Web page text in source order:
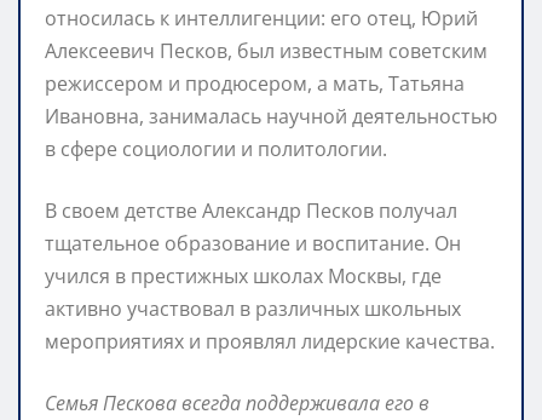
относилась к интеллигенции: его отец, Юрий
Алексеевич Песков, был известным советским
режиссером и продюсером, а мать, Татьяна
Ивановна, занималась научной деятельностью
в сфере социологии и политологии.
В своем детстве Александр Песков получал
тщательное образование и воспитание. Он
учился в престижных школах Москвы, где
активно участвовал в различных школьных
мероприятиях и проявлял лидерские качества.
Семья Пескова всегда поддерживала его в